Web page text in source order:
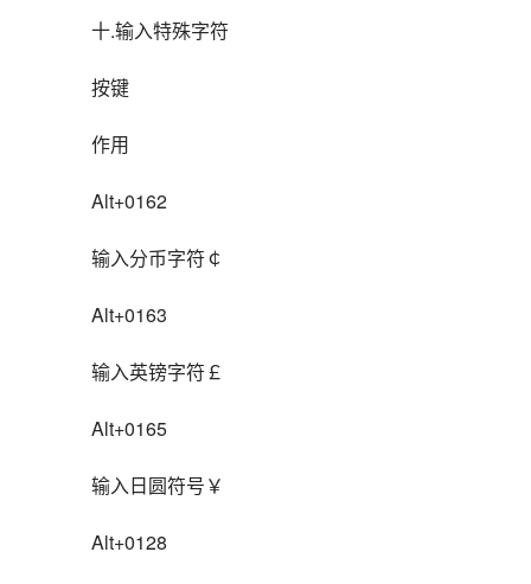
十.输入特殊字符
按键
作用
Alt+0162
输入分币字符￠
Alt+0163
输入英镑字符￡
Alt+0165
输入日圆符号￥
Alt+0128